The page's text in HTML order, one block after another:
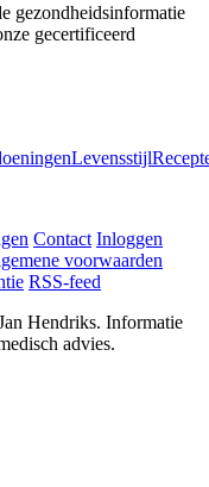
gezondheidsinformatie
gecertificeerd
Levensstijl
Contact Inloggen
voorwaarden
RSS-feed
Hendriks. Informatie
advies.